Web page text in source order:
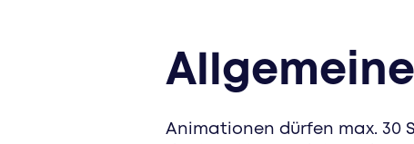
Animationen dürfen max. 30